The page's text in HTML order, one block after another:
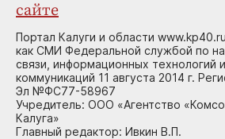
сайте
Портал Калуги и области
как СМИ Федеральной службой по
связи, информационных технологий
коммуникаций 11 августа 2014 г.
Эл №ФС77-58967
Учредитель: ООО «Агентство
Калуга»
Главный редактор: Ивкин В.П.